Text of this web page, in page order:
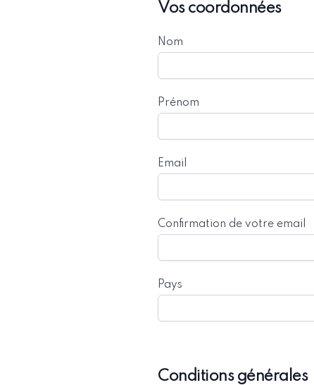
Vos coordonnées
Nom
Prénom
Email
Confirmation de votre email
Pays
Conditions générales